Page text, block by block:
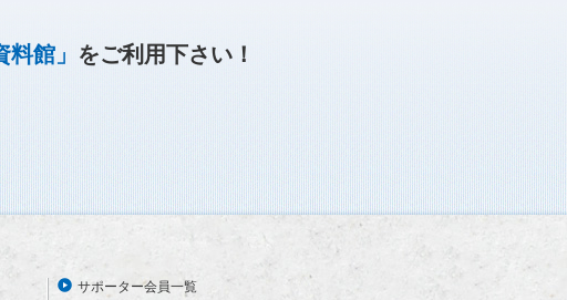
がされませんので、ご了
承のほど、よろしくお願
伴う情報更新停止のお知
らせ(04/26～04/29、05/0
ユーザー各位
料館」 をご利用下さい！
サポーター会員一覧